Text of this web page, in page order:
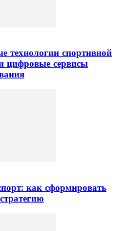
технологии спортивной
цифровые сервисы
как сформировать